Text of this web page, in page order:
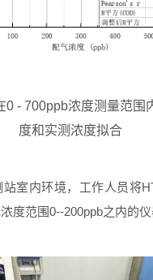
0 - 700ppb浓度测量范围
度和实测浓度拟合
室内环境，工作人员将
度范围0--200ppb之内的仪